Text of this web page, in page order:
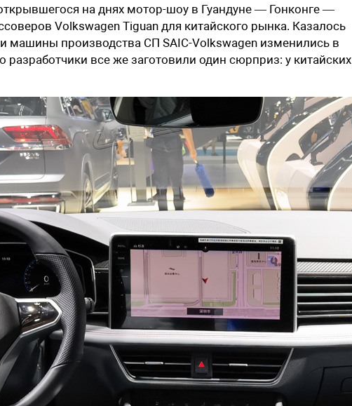
на днях мотор-шоу в Гуандуне — Гонконге —
Volkswagen Tiguan для китайского рынка. Казалось
машины производства СП SAIC-Volkswagen изменились в
все же заготовили один сюрприз: у китайских